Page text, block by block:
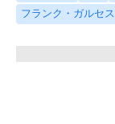
フランク・ガルセス